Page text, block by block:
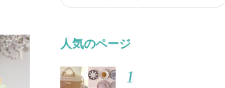
人気のページ
1